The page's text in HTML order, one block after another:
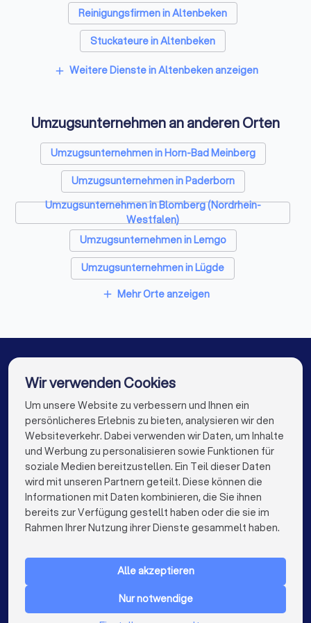
Reinigungsfirmen in Altenbeken
Stuckateure in Altenbeken
Spezialisten für Dämmung in Altenbeken
Sicherheitstechniker in Altenbeken
Trockenbauer in Altenbeken
Entrümpelungsfirmen in Altenbeken
Sanitärinstallateure in Altenbeken
Fliesenleger in Altenbeken
Fensterbauer in Altenbeken
Bodenleger in Altenbeken
add Weitere Dienste in Altenbeken anzeigen
Umzugsunternehmen an anderen Orten
Umzugsunternehmen in Horn-Bad Meinberg
Umzugsunternehmen in Paderborn
Umzugsunternehmen in Blomberg (Nordrhein-
Westfalen)
Umzugsunternehmen in Lemgo
Umzugsunternehmen in Lügde
Umzugsunternehmen in Höxter
Umzugsunternehmen in Lippstadt
Umzugsunternehmen in Herford
Umzugsunternehmen in Berlin
Umzugsunternehmen in Hamburg
Umzugsunternehmen in München
Umzugsunternehmen in Köln
Umzugsunternehmen in Stuttgart
Umzugsunternehmen in Düsseldorf
add Mehr Orte anzeigen
Die besten Umzugsunternehmen für Sie
info@trustlocal.de
FÜR PRIVATPERSONEN
Niederlande
Wir verwenden Cookies
Um unsere Website zu verbessern und Ihnen ein
persönlicheres Erlebnis zu bieten, analysieren wir den
Websiteverkehr. Dabei verwenden wir Daten, um Inhalte
und Werbung zu personalisieren sowie Funktionen für
soziale Medien bereitzustellen. Ein Teil dieser Daten
wird mit unseren Partnern geteilt. Diese können die
Informationen mit Daten kombinieren, die Sie ihnen
bereits zur Verfügung gestellt haben oder die sie im
Rahmen Ihrer Nutzung ihrer Dienste gesammelt haben.
Alle akzeptieren
Nur notwendige